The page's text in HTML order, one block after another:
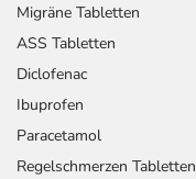
Migräne Tabletten
ASS Tabletten
Diclofenac
Ibuprofen
Paracetamol
Regelschmerzen Tabletten